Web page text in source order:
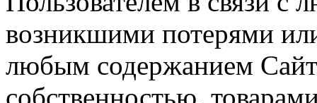
возникшими потерями
любым содержанием
собственностью,